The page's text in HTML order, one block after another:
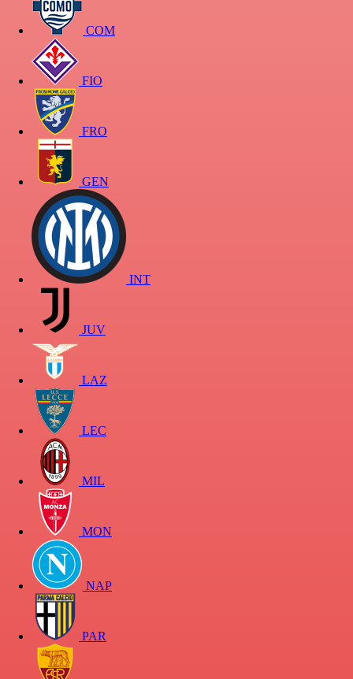
COM
FIO
FRO
GEN
INT
JUV
LAZ
LEC
MIL
MON
NAP
PAR